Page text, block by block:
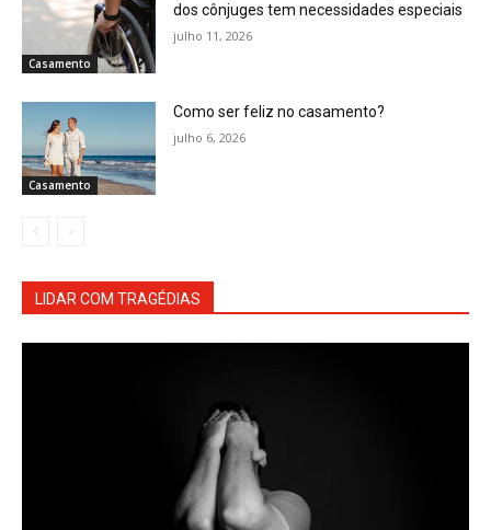
Casamento
dos cônjuges tem necessidades especiais
julho 11, 2026
Casamento
Como ser feliz no casamento?
julho 6, 2026
LIDAR COM TRAGÉDIAS